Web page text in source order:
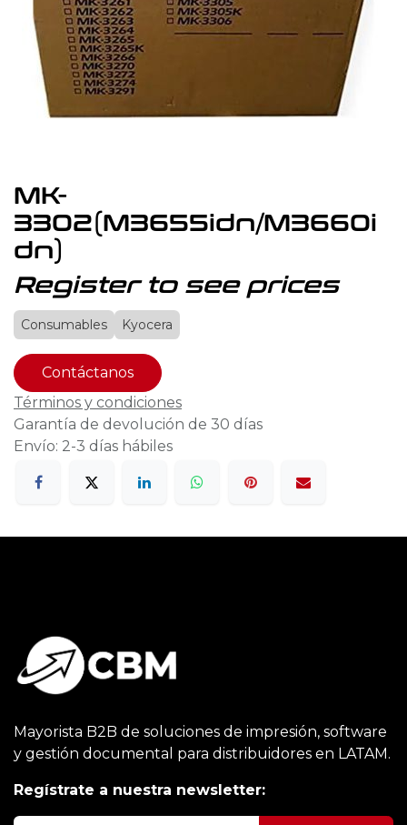
MK-
3302(M3655idn/M3660i
dn)
Register to see prices
Consumables Kyocera
Contáctanos
Términos y condiciones
Garantía de devolución de 30 días
Envío: 2-3 días hábiles
Mayorista B2B de soluciones de impresión, software
y gestión documental para distribuidores en LATAM.
Regístrate a nuestra newsletter: